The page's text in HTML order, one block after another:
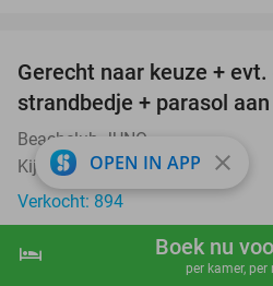
shopping_cart Boek
hotel Boek nu
per kamer, per
Gerecht naar keuze +
strandbedje + parasol
Beachclub JUNO
Kijkduin
Verkocht: 894
OPEN IN APP close